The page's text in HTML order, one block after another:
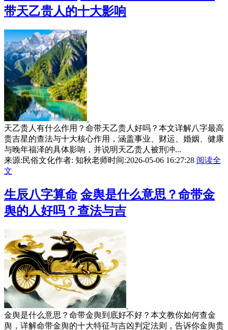
带天乙贵人的十大影响
天乙贵人有什么作用？命带天乙贵人好吗？本文详解八字最高
贵吉星的查法与十大核心作用，涵盖事业、财运、婚姻、健康
与晚年福泽的具体影响，并说明天乙贵人被刑冲...
来源:民俗文化作者: 知秋老师时间:2026-05-06 16:27:28 阅读全
文
生辰八字算命 金舆是什么意思？命带金
舆的人好吗？查法与吉
金舆是什么意思？命带金舆到底好不好？本文教你如何查金
舆，详解命带金舆的十大特征与吉凶判定法则，告诉你金舆贵